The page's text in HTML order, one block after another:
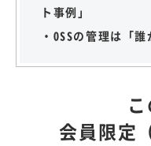
ト事例」
・OSSの管理は「
会員限定